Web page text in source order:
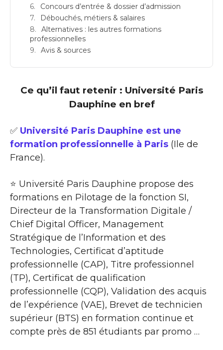
Concours d’entrée & dossier d’admission
Débouchés, métiers & salaires
Alternatives : les autres formations
professionnelles
Avis & sources
Ce qu’il faut retenir : Université Paris
Dauphine en bref
✅ Université Paris Dauphine est une
formation professionnelle à Paris (Ile de
France).
⭐ Université Paris Dauphine propose des
formations en Pilotage de la fonction SI,
Directeur de la Transformation Digitale /
Chief Digital Officer, Management
Stratégique de l’Information et des
Technologies, Certificat d’aptitude
professionnelle (CAP), Titre professionnel
(TP), Certificat de qualification
professionnelle (CQP), Validation des acquis
de l’expérience (VAE), Brevet de technicien
supérieur (BTS) en formation continue et
compte près de 851 étudiants par promo …